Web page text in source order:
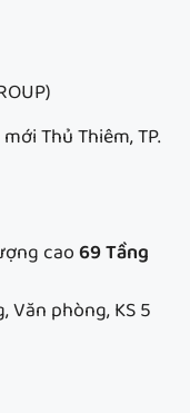
Thủ Thiêm, TP.
cao69 Tầng
Văn phòng, KS 5